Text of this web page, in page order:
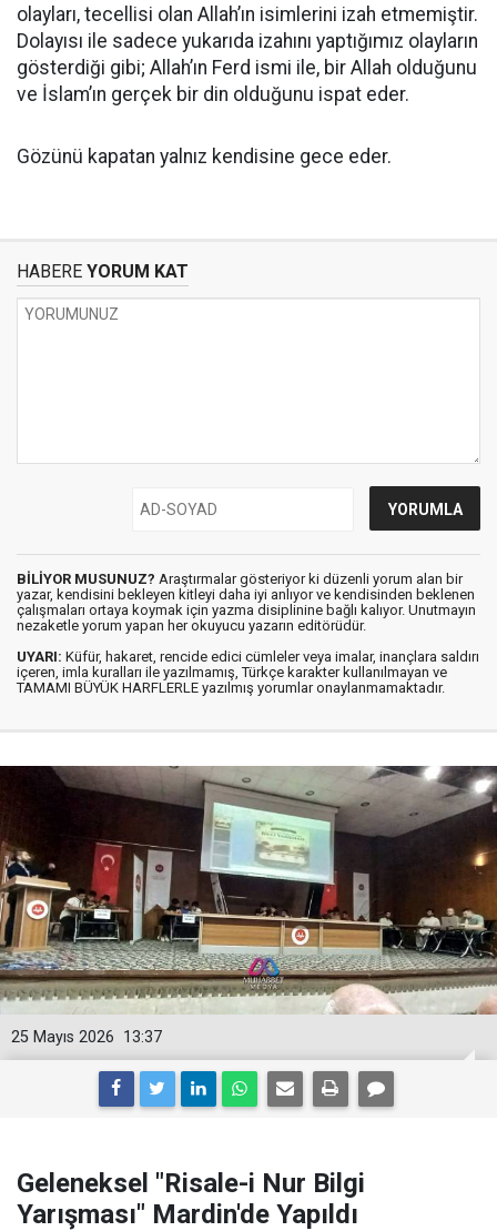
olayları, tecellisi olan Allah’ın isimlerini izah etmemiştir.
Dolayısı ile sadece yukarıda izahını yaptığımız olayların
gösterdiği gibi; Allah’ın Ferd ismi ile, bir Allah olduğunu
ve İslam’ın gerçek bir din olduğunu ispat eder.
Gözünü kapatan yalnız kendisine gece eder.
HABERE YORUM KAT
BİLİYOR MUSUNUZ? Araştırmalar gösteriyor ki düzenli yorum alan bir
yazar, kendisini bekleyen kitleyi daha iyi anlıyor ve kendisinden beklenen
çalışmaları ortaya koymak için yazma disiplinine bağlı kalıyor. Unutmayın
nezaketle yorum yapan her okuyucu yazarın editörüdür.
UYARI: Küfür, hakaret, rencide edici cümleler veya imalar, inançlara saldırı
içeren, imla kuralları ile yazılmamış, Türkçe karakter kullanılmayan ve
TAMAMI BÜYÜK HARFLERLE yazılmış yorumlar onaylanmamaktadır.
13:37
25 Mayıs 2026
Geleneksel "Risale-i Nur Bilgi
Yarışması" Mardin'de Yapıldı